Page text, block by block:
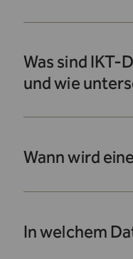
Was sind
und wie
Wann wird
In welchem